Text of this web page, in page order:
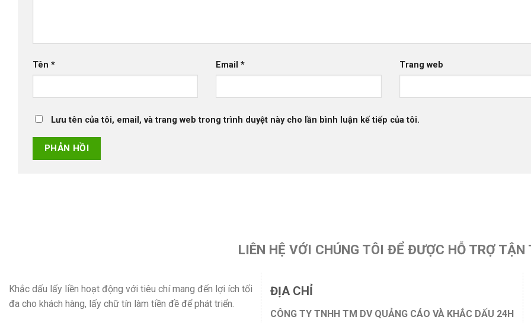
Tên * Email* Trang web
Lưu tên của tôi, email, và trang web trong trình duyệt này cho lần bình luận kế tiếp của tôi.
LIÊN HỆ VỚI CHÚNG TÔI ĐỂ ĐƯỢC HỖ TRỢ TẬN
Khắc dấu lấy liền hoạt động với tiêu chí mang đến lợi ích tối
đa cho khách hàng, lấy chữ tín làm tiền đề để phát triển.
ĐỊA CHỈ
CÔNG TY TNHH TM DV QUẢNG CÁO VÀ KHẮC DẤU 24H